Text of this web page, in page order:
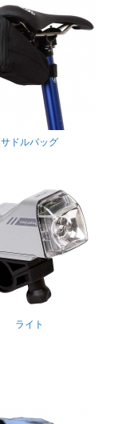
サドルバッグ
ライト